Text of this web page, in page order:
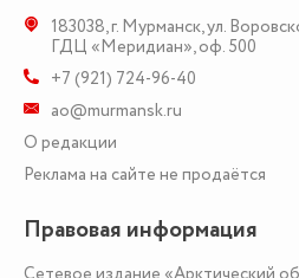
183038,г. Мурманск,ул.
ГДЦ «Меридиан», оф. 500
+7 (921) 724-96-40
ao@murmansk.ru
О редакции
Реклама на сайте не продаётся
Правовая информация